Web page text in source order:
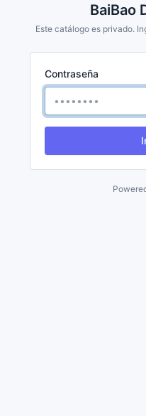
BaiBao
Este catálogo es privado.
Contraseña